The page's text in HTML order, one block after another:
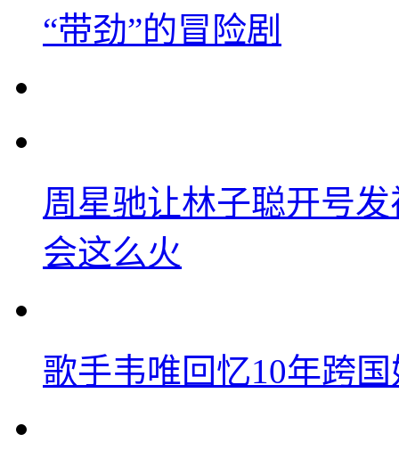
“带劲”的冒险剧
周星驰让林子聪开号
会这么火
歌手韦唯回忆10年跨